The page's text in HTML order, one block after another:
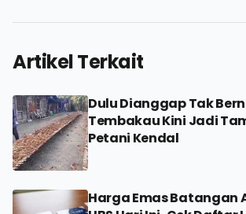
Artikel Terkait
Dulu Dianggap Tak
Tembakau Kini Jadi
Petani Kendal
Harga Emas Batangan